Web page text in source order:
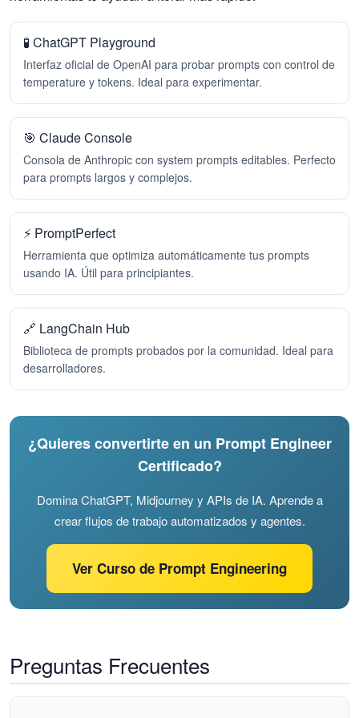
🧪 ChatGPT Playground
Interfaz oficial de OpenAI para probar prompts con control de
temperature y tokens. Ideal para experimentar.
🎯 Claude Console
Consola de Anthropic con system prompts editables. Perfecto
para prompts largos y complejos.
⚡ PromptPerfect
Herramienta que optimiza automáticamente tus prompts
usando IA. Útil para principiantes.
🔗 LangChain Hub
Biblioteca de prompts probados por la comunidad. Ideal para
desarrolladores.
¿Quieres convertirte en un Prompt Engineer
Certificado?
Domina ChatGPT, Midjourney y APIs de IA. Aprende a
crear flujos de trabajo automatizados y agentes.
Ver Curso de Prompt Engineering
Preguntas Frecuentes